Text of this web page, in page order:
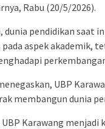
Rabu (20/5/2026).
dunia pendidikan saat
pada aspek akademik,
UBP
membangun dunia
Karawang menjadi